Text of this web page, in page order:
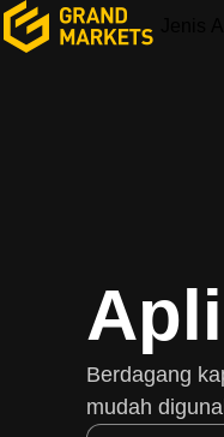
Berdagang
mudah